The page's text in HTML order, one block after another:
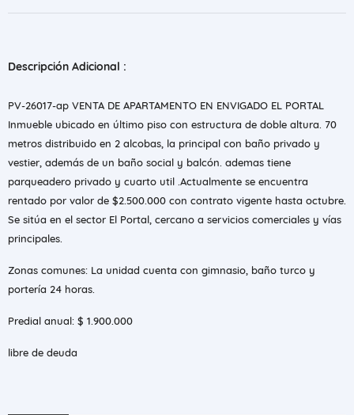
Descripción Adicional :
PV-26017-ap VENTA DE APARTAMENTO EN ENVIGADO EL PORTAL
Inmueble ubicado en último piso con estructura de doble altura. 70
metros distribuido en 2 alcobas, la principal con baño privado y
vestier, además de un baño social y balcón. ademas tiene
parqueadero privado y cuarto util .Actualmente se encuentra
rentado por valor de $2.500.000 con contrato vigente hasta octubre.
Se sitúa en el sector El Portal, cercano a servicios comerciales y vías
principales.
Zonas comunes: La unidad cuenta con gimnasio, baño turco y
portería 24 horas.
Predial anual: $ 1.900.000
libre de deuda